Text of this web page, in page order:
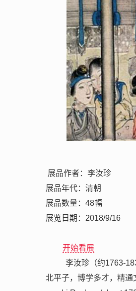
展品作者：李汝珍
展品年代：清朝
展品数量：48幅
展览日期：2018/9/16
开始看展
李汝珍（约1763-
北平子，博学多才，精通